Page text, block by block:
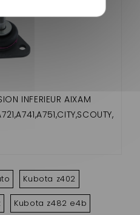
INFERIEUR AIXAM
Kubota z402
Kubota z482 e4b